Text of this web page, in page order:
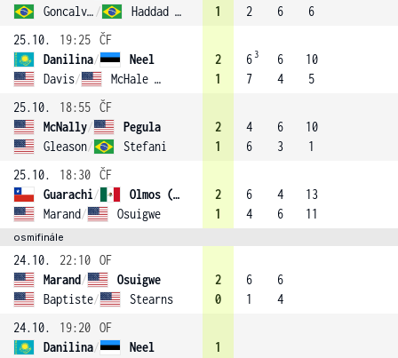
Goncalves / Haddad Maia
1
2
6
6
25.10.
19:25 ČF
Danilina/
Neel
Davis/ McHale (4)
2
1
6 3
7
6
4
10
5
25.10.
18:55 ČF
McNally/
Pegula
Gleason/ Stefani
2
1
4
6
6
3
10
1
25.10.
18:30 ČF
Guarachi/
Olmos (1)
Marand/ Osuigwe
2
1
6
4
4
6
13
11
osmifinále
24.10. 22:10 OF
Marand/
Osuigwe
Baptiste/ Stearns
2
0
6
1
6
4
24.10.
19:20 OF
Danilina/
Neel
1